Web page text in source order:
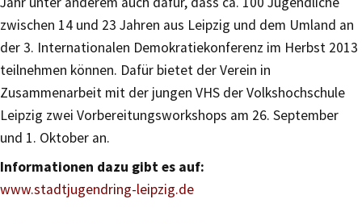
zwischen 14 und 23 Jahren aus Leipzig und dem Umland an
der 3. Internationalen Demokratiekonferenz im Herbst 2013
teilnehmen können. Dafür bietet der Verein in
Zusammenarbeit mit der jungen VHS der Volkshochschule
Leipzig zwei Vorbereitungsworkshops am 26. September
und 1. Oktober an.
Informationen dazu gibt es auf:
www.stadtjugendring-leipzig.de